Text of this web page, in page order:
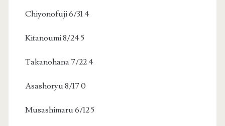
Chiyonofuji 6/31 4
Kitanoumi 8/24 5
Takanohana 7/22 4
Asashoryu 8/17 0
Musashimaru 6/12 5